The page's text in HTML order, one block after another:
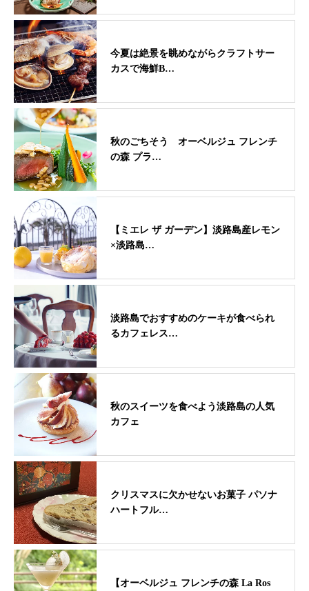
今夏は絶景を眺めながらクラフトサー
カスで海鮮B…
秋のごちそう オーベルジュ フレンチ
の森 プラ…
【ミエレ ザ ガーデン】淡路島産レモン
×淡路島…
淡路島でおすすめのケーキが食べられ
るカフェレス…
秋のスイーツを食べよう淡路島の人気
カフェ
クリスマスに欠かせないお菓子 パソナ
ハートフル…
【オーベルジュ フレンチの森 La Ros